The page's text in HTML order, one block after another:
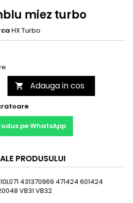
miez turbo
HX Turbo
 Adauga in cos
pe WhatsApp
PRODUSULUI
431370969 471424 601424
VB31 VB32